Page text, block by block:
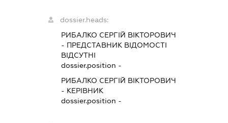
dossier.heads:
РИБАЛКО СЕРГІЙ ВІКТОРОВИЧ
- ПРЕДСТАВНИКВІДОМОСТІ
ВІДСУТНІ
dossier.position -
РИБАЛКО СЕРГІЙ ВІКТОРОВИЧ
- КЕРІВНИК
dossier.position -